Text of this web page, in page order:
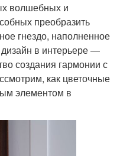
волшебных и
преобразить
гнездо, наполненное
в интерьере —
создания гармонии с
как цветочные
элементом в